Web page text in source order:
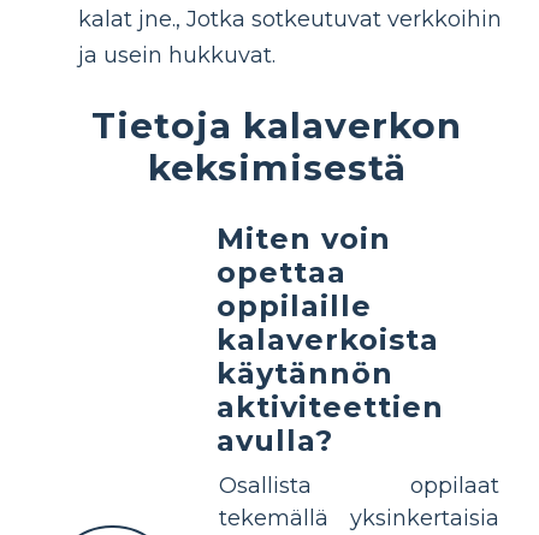
kalat jne., Jotka sotkeutuvat verkkoihin
ja usein hukkuvat.
Tietoja kalaverkon
keksimisestä
Miten voin
opettaa
oppilaille
kalaverkoista
käytännön
aktiviteettien
avulla?
Osallista oppilaat
tekemällä yksinkertaisia